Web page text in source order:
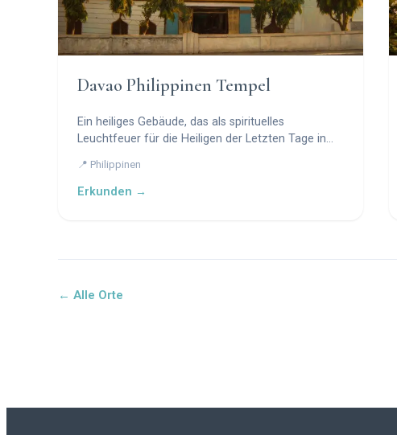
Davao Philippinen Tempel
Ein heiliges Gebäude, das als spirituelles
Leuchtfeuer für die Heiligen der Letzten Tage in
der Anbetung Gottes.
📍 Philippinen
Erkunden →
← Alle Orte